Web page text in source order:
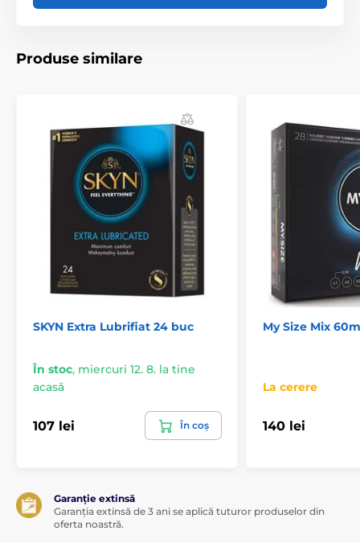
Produsul este inclus în categoria
Produse similare
SKYN Extra Lubrifiat 24 buc
În stoc, miercuri 12. 8. la tine
acasă
107 lei În coș
My Size Mix
La cerere
140 lei
Garanție extinsă
Garanția extinsă de 3 ani se aplică tuturor produselor din
oferta noastră.